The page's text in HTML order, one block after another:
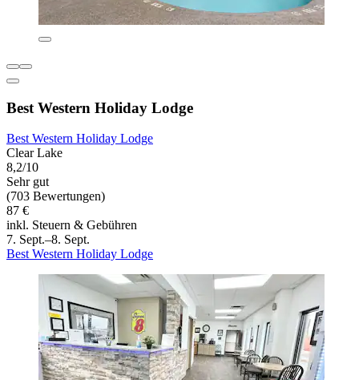
Best Western Holiday Lodge
Best Western Holiday Lodge
Clear Lake
8,2/10
Sehr gut
(703 Bewertungen)
87 €
inkl. Steuern & Gebühren
7. Sept.–8. Sept.
Best Western Holiday Lodge